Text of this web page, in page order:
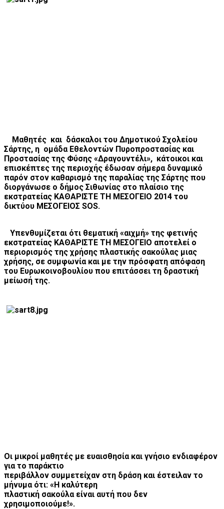
Μαθητές και δάσκαλοι του Δημοτικού Σχολείου
Σάρτης, η ομάδα Εθελοντών Πυροπροστασίας και
Προστασίας της Φύσης «Δραγουντέλι», κάτοικοι και
επισκέπτες της περιοχής έδωσαν σήμερα δυναμικό
παρόν στον καθαρισμό της παραλίας της Σάρτης που
διοργάνωσε ο δήμος Σιθωνίας στο πλαίσιο της
εκστρατείας ΚΑΘΑΡΙΣΤΕ ΤΗ ΜΕΣΟΓΕΙΟ 2014 του
δικτύου ΜΕΣΟΓΕΙΟΣ SOS.
Υπενθυμίζεται ότι θεματική «αιχμή» της φετινής
εκστρατείας ΚΑΘΑΡΙΣΤΕ ΤΗ ΜΕΣΟΓΕΙΟ αποτελεί ο
περιορισμός της χρήσης πλαστικής σακούλας μιας
χρήσης, σε συμφωνία και με την πρόσφατη απόφαση
του Ευρωκοινοβουλίου που επιτάσσει τη δραστική
μείωσή της.
Οι μικροί μαθητές με ευαισθησία και γνήσιο ενδιαφέρον
για το παράκτιο
περιβάλλον συμμετείχαν στη δράση και έστειλαν το
μήνυμα ότι: «Η καλύτερη
πλαστική σακούλα είναι αυτή που δεν
χρησιμοποιούμε!».